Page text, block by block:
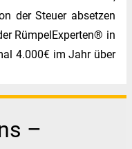
der Steuer absetzen
RümpelExperten® in
4.000€ im Jahr über
–